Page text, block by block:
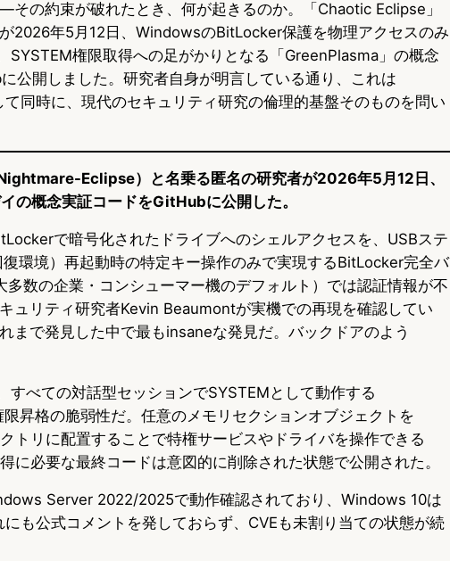
の約束が破れたとき、何が起きるのか。「Chaotic Eclipse」
2026年5月12日、WindowsのBitLocker保護を物理アクセスのみ
SYSTEM権限取得への足がかりとなる「GreenPlasma」の概念
公開しました。研究者自身が明言している通り、これは
同時に、現代のセキュリティ研究の倫理的基盤そのものを問い
Eclipse）と名乗る匿名の研究者が2026年5月12日、
の概念実証コードをGitHubに公開した。
で暗号化されたドライブへのシェルアクセスを、USBステ
環境）再起動時の特定キー操作のみで実現するBitLocker完全バ
数の企業・コンシューマー機のデフォルト）では認証情報が不
ュリティ研究者Kevin Beaumontが実機での再現を確認してい
まで発見した中で最もinsaneな発見だ。バックドアのよう
すべての対話型セッションでSYSTEMとして動作する
昇格の脆弱性だ。任意のメモリセクションオブジェクトを
トリに配置することで特権サービスやドライバを操作できる
に必要な最終コードは意図的に削除された状態で公開された。
Server 2022/2025で動作確認されており、Windows 10は
も公式コメントを発しておらず、CVEも未割り当ての状態が続